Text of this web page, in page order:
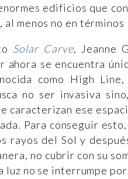
edificios que
al menos no en términos
Solar Carve, Jeanne
ahora se encuentra
como High
no ser invasiva
caracterizan ese
Para conseguir
rayos del Sol y
no cubrir con su
luz no se interrumpe